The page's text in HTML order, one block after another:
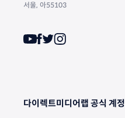
서울, 아55103
다이렉트미디어랩 공식 계정